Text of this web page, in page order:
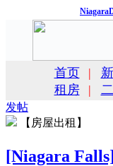
首页 |
租房
|
发帖
【房屋出租】
[Niagara